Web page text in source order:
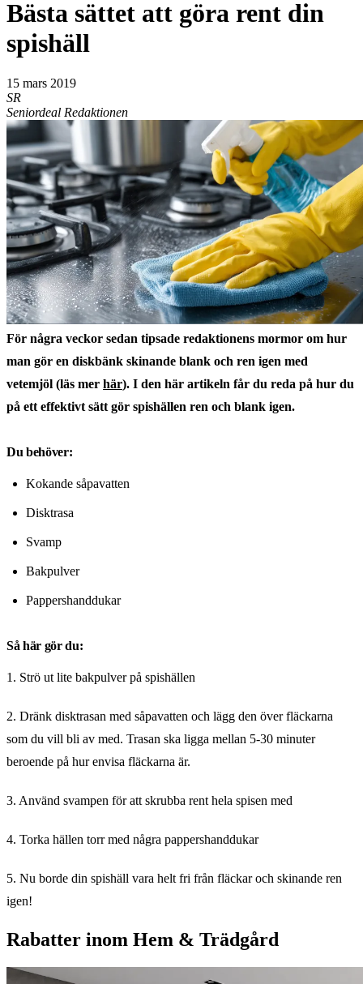
Bästa sättet att göra rent din
spishäll
15 mars 2019
SR
Seniordeal Redaktionen
För några veckor sedan tipsade redaktionens mormor om hur
man gör en diskbänk skinande blank och ren igen med
vetemjöl (läs mer här). I den här artikeln får du reda på hur du
på ett effektivt sätt gör spishällen ren och blank igen.
Du behöver:
Kokande såpavatten
Disktrasa
Svamp
Bakpulver
Pappershanddukar
Så här gör du:
1. Strö ut lite bakpulver på spishällen
2. Dränk disktrasan med såpavatten och lägg den över fläckarna
som du vill bli av med. Trasan ska ligga mellan 5-30 minuter
beroende på hur envisa fläckarna är.
3. Använd svampen för att skrubba rent hela spisen med
4. Torka hällen torr med några pappershanddukar
5. Nu borde din spishäll vara helt fri från fläckar och skinande ren
igen!
Rabatter inom Hem & Trädgård